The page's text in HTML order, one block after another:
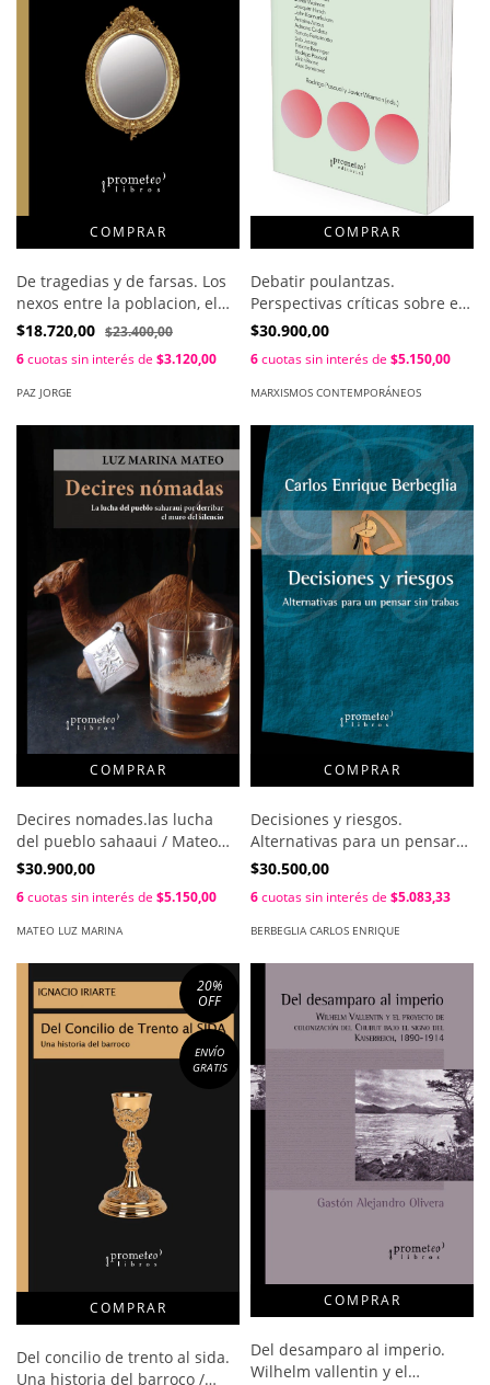
De tragedias y de farsas. Los
nexos entre la poblacion, el
crecimiento económico y la
$18.720,00 $23.400,00
6cuotas sin interés de $3.120,00
PAZ JORGE
Debatir poulantzas.
Perspectivas críticas sobre el
Estado y las Relaciones
Pascual y Javier Waiman (eds.)
$30.900,00
6cuotas sin interés de $5.150,00
MARXISMOS CONTEMPORÁNEOS
Decires nomades.las lucha
del pueblo sahaaui / Mateo
Luz Marina
$30.900,00
6cuotas sin interés de $5.150,00
MATEO LUZ MARINA
Decisiones y riesgos.
Alternativas para un pensar
sin trabas / Berbeglia Carlos
$30.500,00
6cuotas sin interés de $5.083,33
BERBEGLIA CARLOS ENRIQUE
20%
OFF
ENVÍO
GRATIS
Del concilio de trento al sida.
Una historia del barroco /
Del desamparo al imperio.
Wilhelm vallentin y el